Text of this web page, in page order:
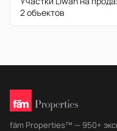
2 объектов
fäm Properties™ — 950+